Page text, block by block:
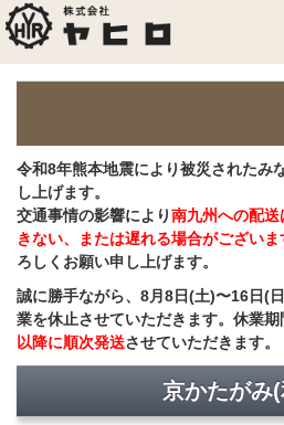
令和8年熊本地震により被災されたみ
し上げます。
交通事情の影響により南九州への配
きない、または遅れる場合がございま
ろしくお願い申し上げます。
誠に勝手ながら、8月8日(土)〜16日(
業を休止させていただきます。休業
以降に順次発送させていただきます。
京かたがみ